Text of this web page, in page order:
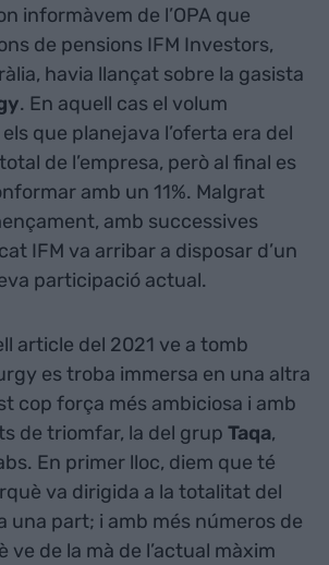
informàvem de l’OPA que
de pensions IFM Investors,
havia llançat sobre la gasista
. En aquell cas el volum
que planejava l’oferta era del
de l’empresa, però al final es
amb un 11%. Malgrat
amb successives
IFM va arribar a disposar d’un
participació actual.
article del 2021 ve a tomb
es troba immersa en una altra
cop força més ambiciosa i amb
de triomfar, la del grup Taqa,
En primer lloc, diem que té
va dirigida a la totalitat del
una part; i amb més números de
de la mà de l’actual màxim